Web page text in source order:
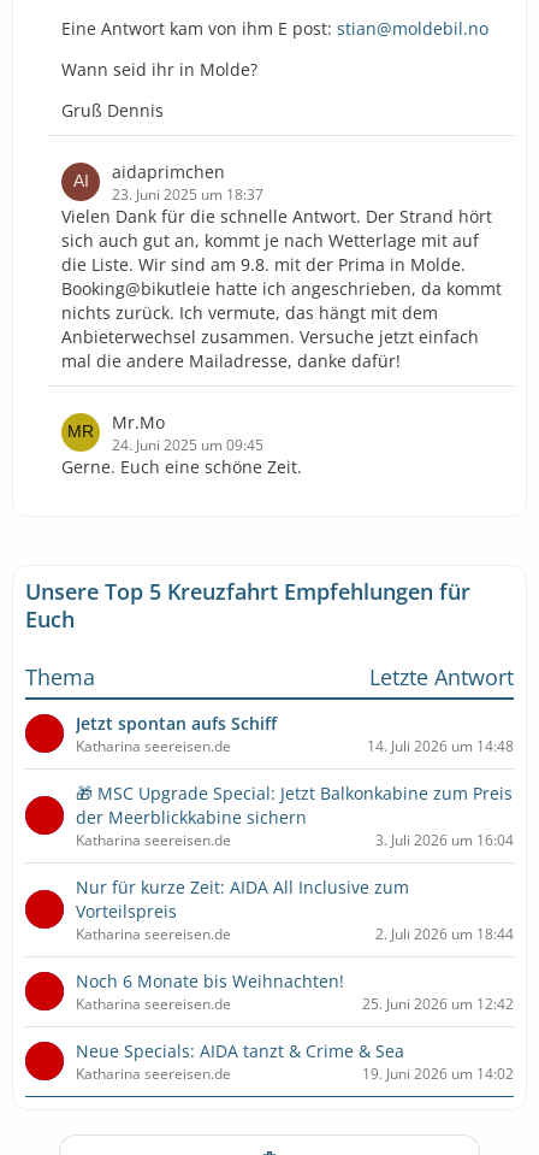
Eine Antwort kam von ihm E post: stian@moldebil.no
Wann seid ihr in Molde?
Gruß Dennis
aidaprimchen
23. Juni 2025 um 18:37
Vielen Dank für die schnelle Antwort. Der Strand hört
sich auch gut an, kommt je nach Wetterlage mit auf
die Liste. Wir sind am 9.8. mit der Prima in Molde.
Booking@bikutleie hatte ich angeschrieben, da kommt
nichts zurück. Ich vermute, das hängt mit dem
Anbieterwechsel zusammen. Versuche jetzt einfach
mal die andere Mailadresse, danke dafür!
Mr.Mo
24. Juni 2025 um 09:45
Gerne. Euch eine schöne Zeit.
Unsere Top 5 Kreuzfahrt Empfehlungen für
Euch
Thema
Letzte Antwort
Jetzt spontan aufs Schiff
Katharina seereisen.de 14. Juli 2026 um 14:48
🎁 MSC Upgrade Special: Jetzt Balkonkabine zum Preis
der Meerblickkabine sichern
Katharina seereisen.de 3. Juli 2026 um 16:04
Nur für kurze Zeit: AIDA All Inclusive zum
Vorteilspreis
Katharina seereisen.de 2. Juli 2026 um 18:44
Noch 6 Monate bis Weihnachten!
Katharina seereisen.de 25. Juni 2026 um 12:42
Neue Specials: AIDA tanzt & Crime & Sea
Katharina seereisen.de 19. Juni 2026 um 14:02